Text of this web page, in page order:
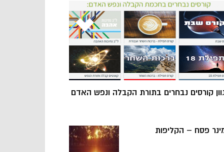
קורסים נבחרים בתורת הקבלה ונפש האדם
פסח – הקליפות